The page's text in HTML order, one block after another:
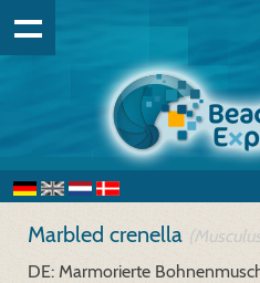
Marbled crenella
DE: Marmorierte